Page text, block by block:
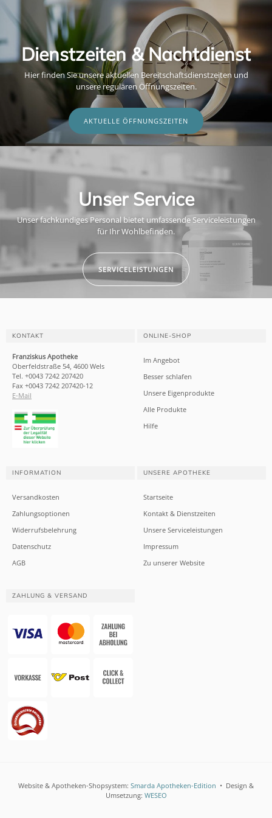
Dienstzeiten & Nachtdienst
Hier finden Sie unsere aktuellen Bereitschaftsdienstzeiten und
unsere regulären Öffnungszeiten.
AKTUELLE ÖFFNUNGSZEITEN
Unser Service
Unser fachkundiges Personal bietet umfassende Serviceleistungen
für Ihr Wohlbefinden.
SERVICELEISTUNGEN
KONTAKT
Franziskus Apotheke
Oberfeldstraße 54, 4600 Wels
Tel. +0043 7242 207420
Fax +0043 7242 207420-12
E-Mail
ONLINE-SHOP
Im Angebot
Besser schlafen
Unsere Eigenprodukte
Alle Produkte
Hilfe
INFORMATION
Versandkosten
Zahlungsoptionen
Widerrufsbelehrung
Datenschutz
AGB
UNSERE APOTHEKE
Startseite
Kontakt & Dienstzeiten
Unsere Serviceleistungen
Impressum
Zu unserer Website
ZAHLUNG & VERSAND
Website & Apotheken-Shopsystem: Smarda Apotheken-Edition • Design &
Umsetzung: WESEO